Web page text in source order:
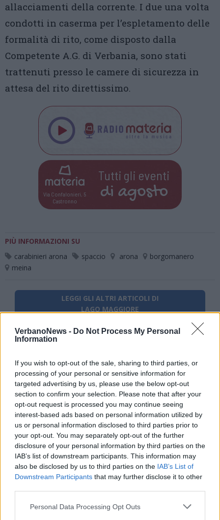
VerbanoNews - Do Not Process My Personal
Information
If you wish to opt-out of the sale, sharing to third parties, or
processing of your personal or sensitive information for
targeted advertising by us, please use the below opt-out
section to confirm your selection. Please note that after your
opt-out request is processed you may continue seeing
interest-based ads based on personal information utilized by
us or personal information disclosed to third parties prior to
your opt-out. You may separately opt-out of the further
disclosure of your personal information by third parties on the
IAB’s list of downstream participants. This information may
also be disclosed by us to third parties on the IAB’s List of
Downstream Participants that may further disclose it to other
Personal Data Processing Opt Outs
allacciamenti della corrente. I due una volta
condotti in caserma per l’espletamento delle
formalità di rito, come disposto dalla
Competente A.G. di Verbania, sono stati
trattenuti presso le camere di sicurezza in
attesa del rito direttissimo.
Via Confalonieri, 5
Castronno
Tutti gli eventi
di agosto
PIÙ INFORMAZIONI SU
carabinieri arona
spaccio arona
borgomanero
meina
LEGGI GLI ALTRI ARTICOLI DI
LAGO MAGGIORE